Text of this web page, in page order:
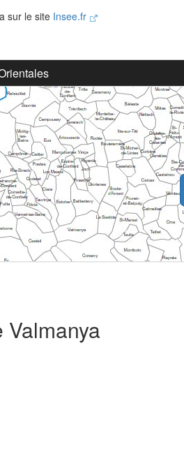
sur le site Insee.fr